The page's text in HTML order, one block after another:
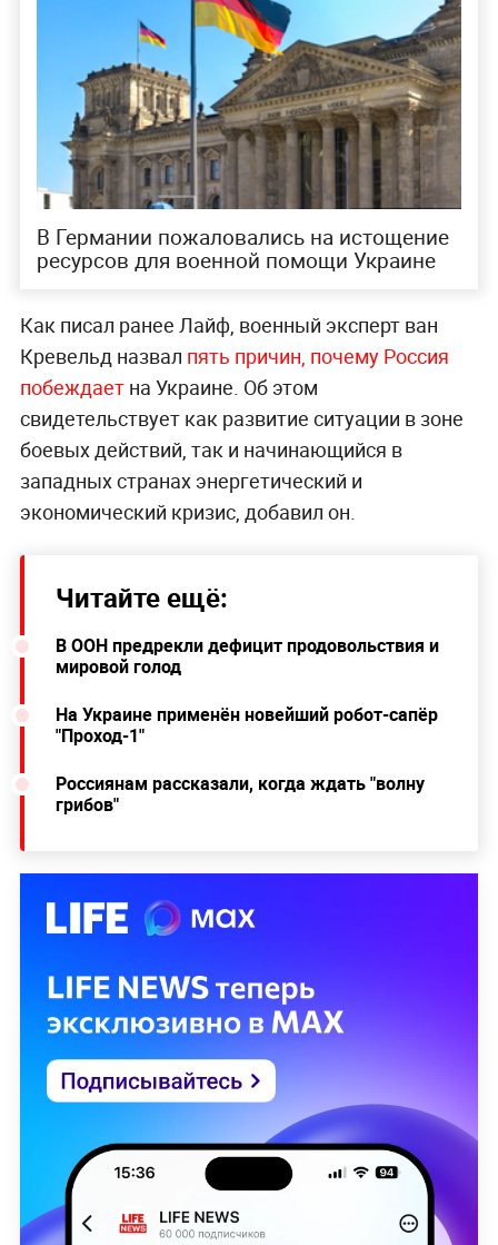
В Германии пожаловались на истощение
ресурсов для военной помощи Украине
Как писал ранее Лайф, военный эксперт ван
Кревельд назвал пять причин, почему Россия
побеждает на Украине. Об этом
свидетельствует как развитие ситуации в зоне
боевых действий, так и начинающийся в
западных странах энергетический и
экономический кризис, добавил он.
Читайте ещё:
В ООН предрекли дефицит продовольствия и
мировой голод
На Украине применён новейший робот-сапёр
"Проход-1"
Россиянам рассказали, когда ждать "волну
грибов"